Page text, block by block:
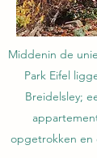
Middenin de
Park Eifel
Breidelsley;
opgetrokken en